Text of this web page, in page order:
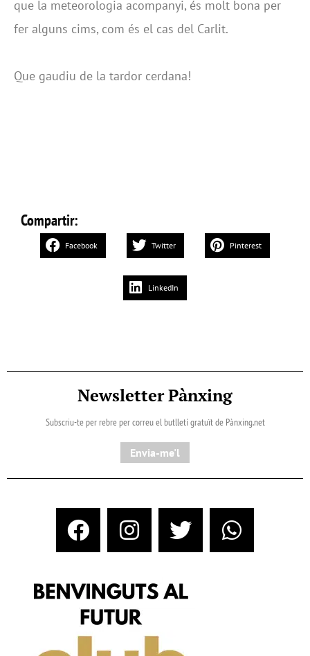
que la meteorologia acompanyi, és molt bona per
fer alguns cims, com és el cas del Carlit.
Que gaudiu de la tardor cerdana!
Compartir:
Facebook Twitter Pinterest
LinkedIn
Newsletter Pànxing
Subscriu-te per rebre per correu el butlletí gratuït de Pànxing.net​
Envia-me'l